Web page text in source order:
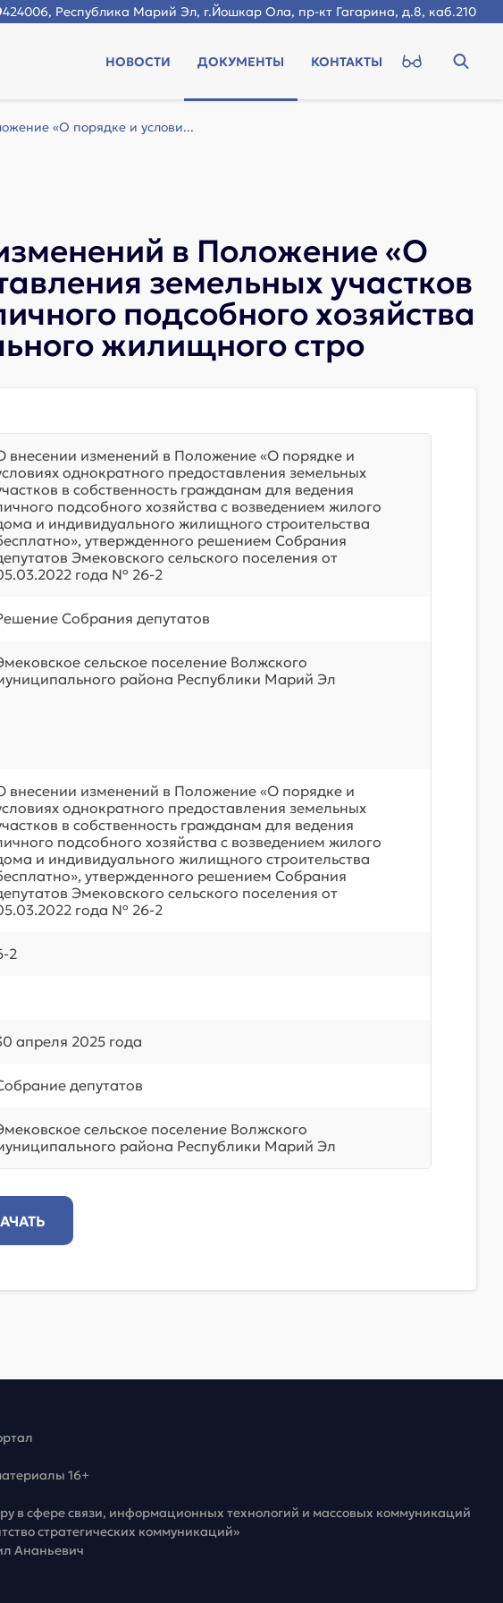
424006, Республика Марий Эл, г.Йошкар Ола, пр-кт Гагарина, д.8, каб.210
НОВОСТИ ДОКУМЕНТЫ КОНТАКТЫ
«О порядке и услови...
в Положение «О
земельных участков
подсобного хозяйства
жилищного стро
внесении изменений в Положение «О порядке и
однократного предоставления земельных
в собственность гражданам для ведения
подсобного хозяйства с возведением жилого
и индивидуального жилищного строительства
утвержденного решением Собрания
Эмековского сельского поселения от
года № 26-2
Собрания депутатов
сельское поселение Волжского
района Республики Марий Эл
внесении изменений в Положение «О порядке и
однократного предоставления земельных
в собственность гражданам для ведения
подсобного хозяйства с возведением жилого
и индивидуального жилищного строительства
утвержденного решением Собрания
Эмековского сельского поселения от
года № 26-2
2
апреля 2025 года
депутатов
сельское поселение Волжского
района Республики Марий Эл
16+
в сфере связи, информационных технологий и массовых коммуникаций
стратегических коммуникаций»
Ананьевич